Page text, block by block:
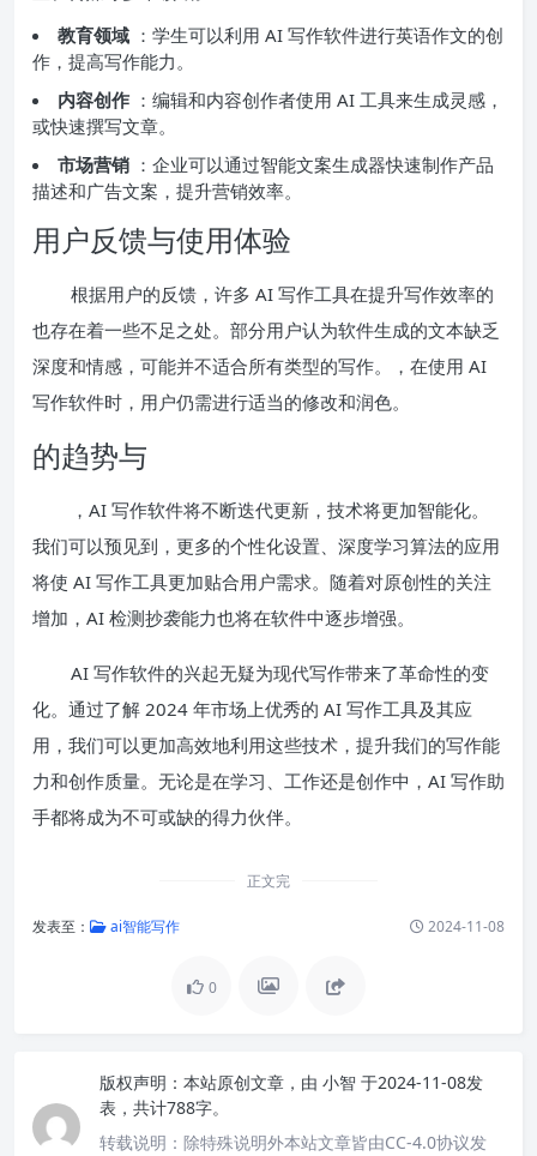
教育领域 ：学生可以利用 AI 写作软件进行英语作文的创
作，提高写作能力。
内容创作 ：编辑和内容创作者使用 AI 工具来生成灵感，
或快速撰写文章。
市场营销 ：企业可以通过智能文案生成器快速制作产品
描述和广告文案，提升营销效率。
用户反馈与使用体验
根据用户的反馈，许多 AI 写作工具在提升写作效率的
也存在着一些不足之处。部分用户认为软件生成的文本缺乏
深度和情感，可能并不适合所有类型的写作。，在使用 AI
写作软件时，用户仍需进行适当的修改和润色。
的趋势与
，AI 写作软件将不断迭代更新，技术将更加智能化。
我们可以预见到，更多的个性化设置、深度学习算法的应用
将使 AI 写作工具更加贴合用户需求。随着对原创性的关注
增加，AI 检测抄袭能力也将在软件中逐步增强。
AI 写作软件的兴起无疑为现代写作带来了革命性的变
化。通过了解 2024 年市场上优秀的 AI 写作工具及其应
用，我们可以更加高效地利用这些技术，提升我们的写作能
力和创作质量。无论是在学习、工作还是创作中，AI 写作助
手都将成为不可或缺的得力伙伴。
正文完
发表至： ai智能写作 2024-11-08
0
版权声明： 本站原创文章，由 小智 于2024-11-08发
表，共计788字。
转载说明： 除特殊说明外本站文章皆由CC-4.0协议发